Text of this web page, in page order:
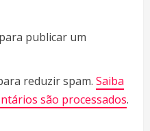
para publicar um
reduzir spam. Saiba
são processados.